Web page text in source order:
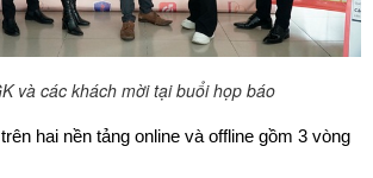
và các khách mời tại buổi họp báo
hai nền tảng online và offline gồm 3 vòng